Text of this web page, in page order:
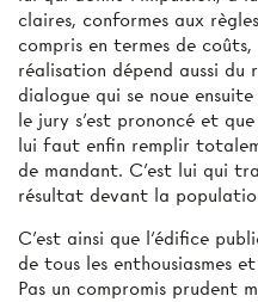
claires, conformes aux
compris en termes de
réalisation dépend aussi du
dialogue qui se noue
le jury s’est prononcé et
lui faut enfin remplir
de mandant. C’est lui qui
résultat devant la
C’est ainsi que l’édifice
de tous les enthousiasmes
Pas un compromis prudent